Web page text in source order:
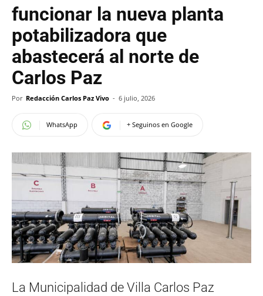
funcionar la nueva planta
potabilizadora que
abastecerá al norte de
Carlos Paz
Por Redacción Carlos Paz Vivo - 6 julio, 2026
WhatsApp + Seguinos en Google
La Municipalidad de Villa Carlos Paz